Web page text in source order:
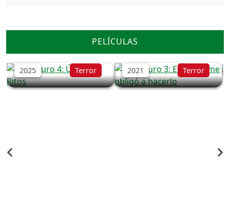
PELÍCULAS
El Conjuro 4: Últimos
2025 Terror
El conjuro 3: El diablo
2021 Terror